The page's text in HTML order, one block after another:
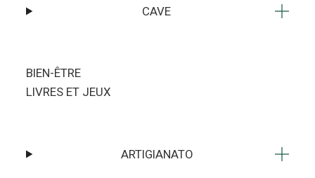
CAVE
BIEN-ÊTRE
LIVRES ET JEUX
ARTIGIANATO